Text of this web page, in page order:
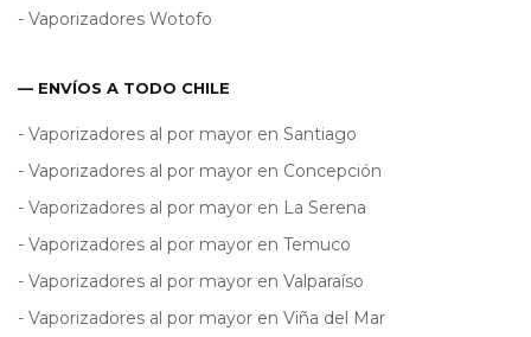
- Vaporizadores Wotofo
— ENVÍOS A TODO CHILE
- Vaporizadores al por mayor en Santiago
- Vaporizadores al por mayor en Concepción
- Vaporizadores al por mayor en La Serena
- Vaporizadores al por mayor en Temuco
- Vaporizadores al por mayor en Valparaíso
- Vaporizadores al por mayor en Viña del Mar